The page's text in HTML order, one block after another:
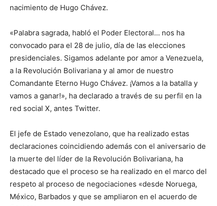
nacimiento de Hugo Chávez.
«Palabra sagrada, habló el Poder Electoral… nos ha
convocado para el 28 de julio, día de las elecciones
presidenciales. Sigamos adelante por amor a Venezuela,
a la Revolución Bolivariana y al amor de nuestro
Comandante Eterno Hugo Chávez. ¡Vamos a la batalla y
vamos a ganar!», ha declarado a través de su perfil en la
red social X, antes Twitter.
El jefe de Estado venezolano, que ha realizado estas
declaraciones coincidiendo además con el aniversario de
la muerte del líder de la Revolución Bolivariana, ha
destacado que el proceso se ha realizado en el marco del
respeto al proceso de negociaciones «desde Noruega,
México, Barbados y que se ampliaron en el acuerdo de